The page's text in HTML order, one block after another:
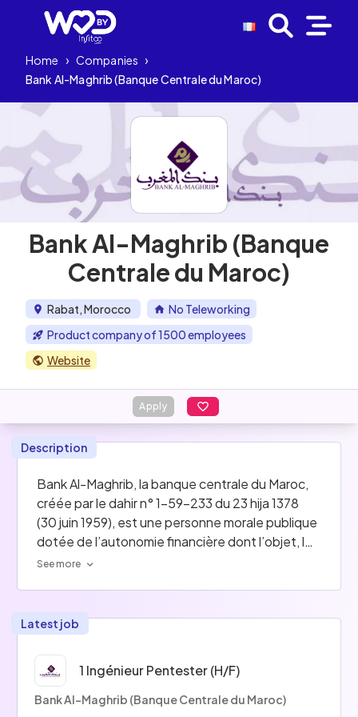
Home › Companies ›
Bank Al-Maghrib (Banque Centrale du Maroc)
Bank Al-Maghrib (Banque
Centrale du Maroc)
Rabat, Morocco
No Teleworking
Product company of 1500 employees
Website
Apply
Description
Bank Al-Maghrib, la banque centrale du Maroc,
créée par le dahir n° 1-59-233 du 23 hija 1378
(30 juin 1959), est une personne morale publique
dotée de l’autonomie financière dont l’objet, les
fonctions, les opérations ainsi que les modalités
de Bank Al-Maghrib, entrée en vigueur le 20
février 2006, ainsi que par les textes pris pour
son application, tels que modifiés.
> Missions fondamentales :
See more
Latest job
1 Ingénieur Pentester (h/f)
Bank Al-Maghrib (Banque Centrale du Maroc)